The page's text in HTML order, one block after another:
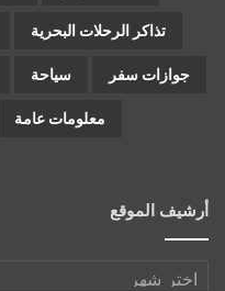
تذاكر الرحلات البحرية
جوازات سفر سياحة
معلومات عامة
أرشيف الموقع
أرشيف